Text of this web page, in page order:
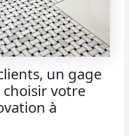
un gage
votre
à